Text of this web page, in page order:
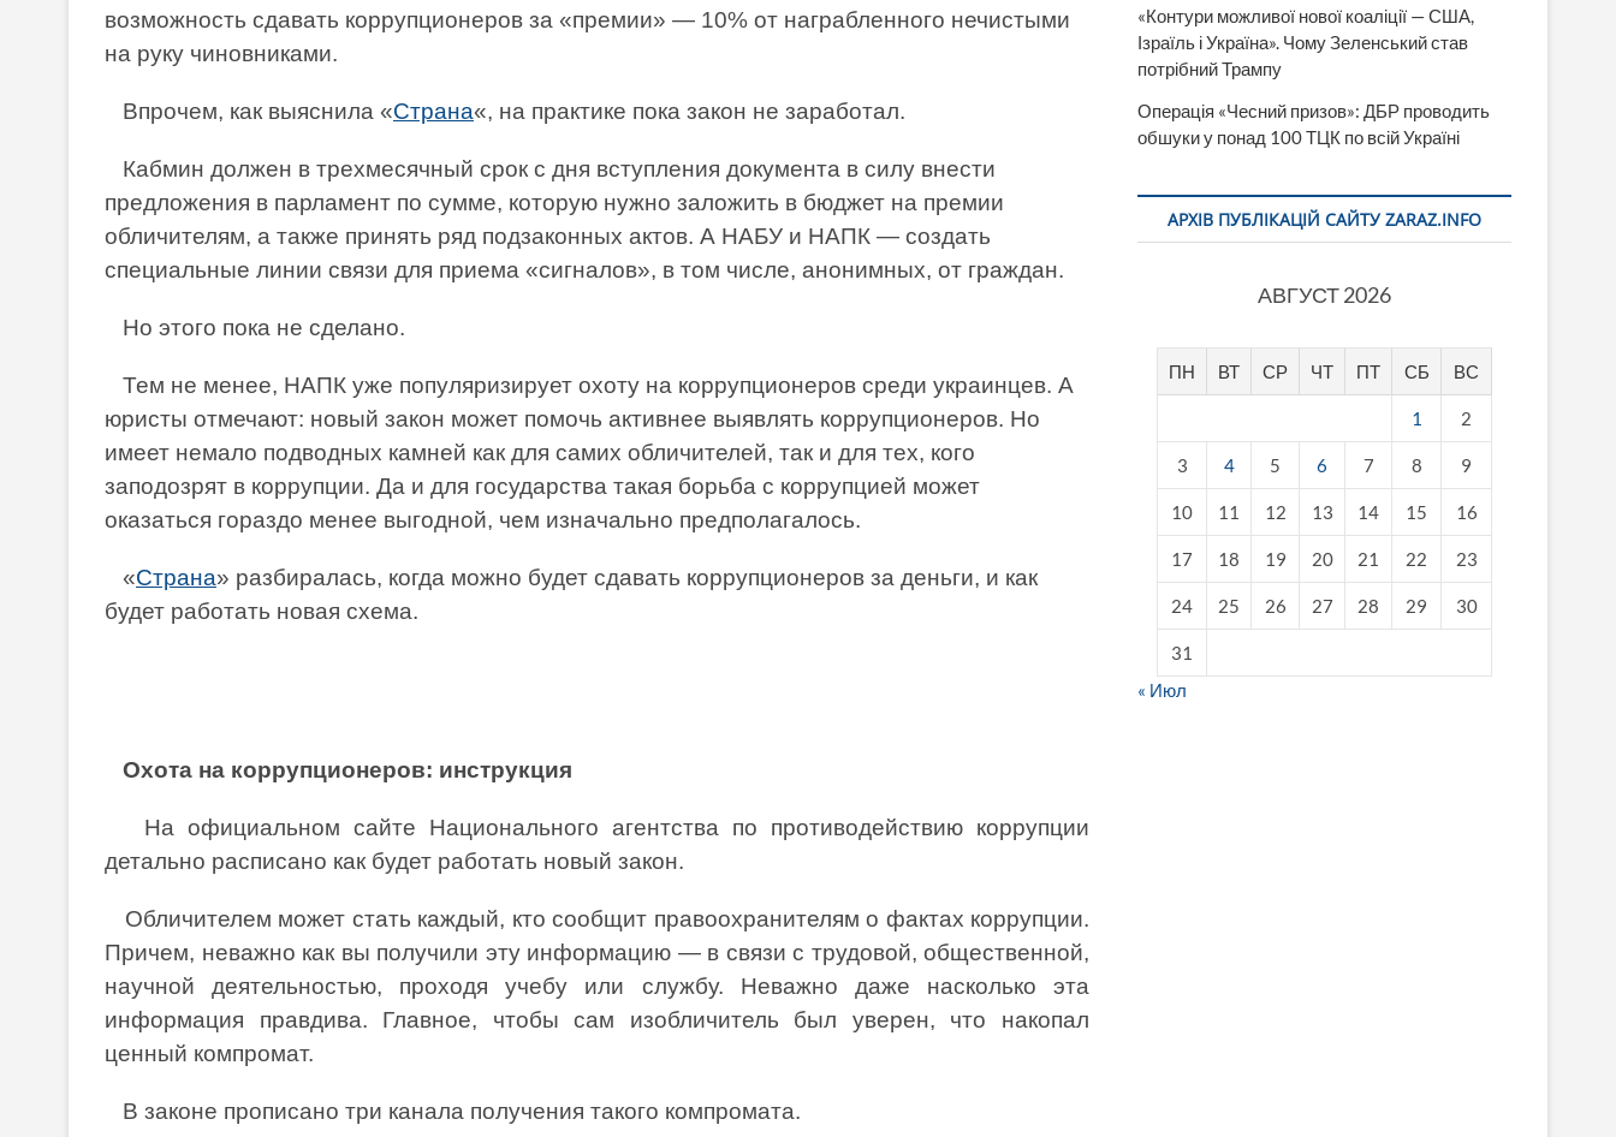
возможность сдавать коррупционеров за «премии» — 10% от награбленного нечистыми
на руку чиновниками.
Впрочем, как выяснила «Страна«, на практике пока закон не заработал.
Кабмин должен в трехмесячный срок с дня вступления документа в силу внести
предложения в парламент по сумме, которую нужно заложить в бюджет на премии
обличителям, а также принять ряд подзаконных актов. А НАБУ и НАПК — создать
специальные линии связи для приема «сигналов», в том числе, анонимных, от граждан.
Но этого пока не сделано.
Тем не менее, НАПК уже популяризирует охоту на коррупционеров среди украинцев. А
юристы отмечают: новый закон может помочь активнее выявлять коррупционеров. Но
имеет немало подводных камней как для самих обличителей, так и для тех, кого
заподозрят в коррупции. Да и для государства такая борьба с коррупцией может
оказаться гораздо менее выгодной, чем изначально предполагалось.
«Страна» разбиралась, когда можно будет сдавать коррупционеров за деньги, и как
будет работать новая схема.
Охота на коррупционеров: инструкция
На официальном сайте Национального агентства по противодействию коррупции
детально расписано как будет работать новый закон.
Обличителем может стать каждый, кто сообщит правоохранителям о фактах коррупции.
Причем, неважно как вы получили эту информацию — в связи с трудовой, общественной,
научной деятельностью, проходя учебу или службу. Неважно даже насколько эта
информация правдива. Главное, чтобы сам изобличитель был уверен, что накопал
ценный компромат.
В законе прописано три канала получения такого компромата.
«Контури можливої нової коаліції — США,
Ізраїль і Україна». Чому Зеленський став
потрібний Трампу
Операція «Чесний призов»: ДБР проводить
обшуки у понад 100 ТЦК по всій Україні
АРХІВ ПУБЛІКАЦІЙ САЙТУ ZARAZ.INFO
АВГУСТ 2026
ПН ВТ СР ЧТ ПТ СБ ВС
1 2
3 4 5 6 7 8 9
10 11 12 13 14 15 16
17 18 19 20 21 22 23
24 25 26 27 28 29 30
31
« Июл